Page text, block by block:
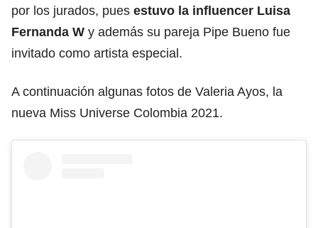
por los jurados, pues estuvo la influencer Luisa
Fernanda W y además su pareja Pipe Bueno fue
invitado como artista especial.
A continuación algunas fotos de Valeria Ayos, la
nueva Miss Universe Colombia 2021.